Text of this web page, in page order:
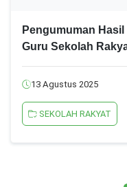
Pengumuman
Guru Sekolah
13 Agustus 2025
SEKOLAH RAKYAT